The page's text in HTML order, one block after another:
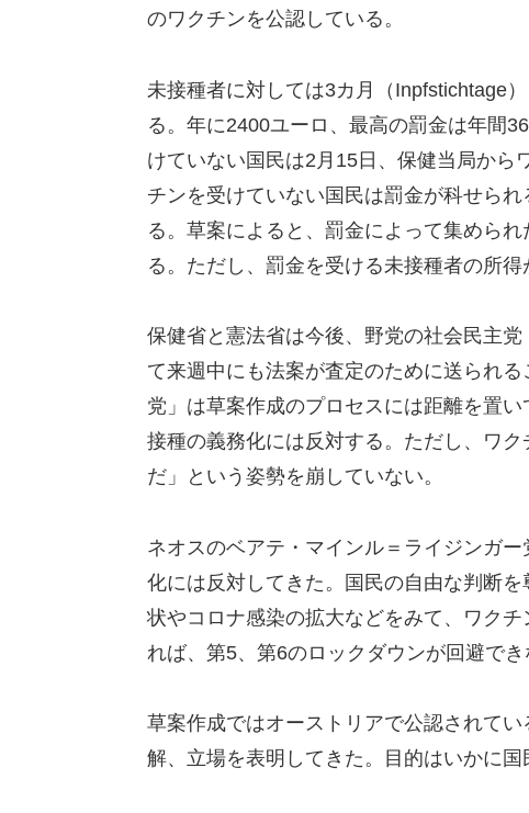
のワクチンを公認している。
未接種者に対しては3カ月（Inpfstichtage
る。年に2400ユーロ、最高の罰金は年間
けていない国民は2月15日、保健当局から
チンを受けていない国民は罰金が科せら
る。草案によると、罰金によって集めら
る。ただし、罰金を受ける未接種者の所
保健省と憲法省は今後、野党の社会民主
て来週中にも法案が査定のために送られ
党」は草案作成のプロセスには距離を置
接種の義務化には反対する。ただし、ワ
だ」という姿勢を崩していない。
ネオスのベアテ・マインル＝ライジンガ
化には反対してきた。国民の自由な判断
状やコロナ感染の拡大などをみて、ワク
れば、第5、第6のロックダウンが回避で
草案作成ではオーストリアで公認されて
解、立場を表明してきた。目的はいかに